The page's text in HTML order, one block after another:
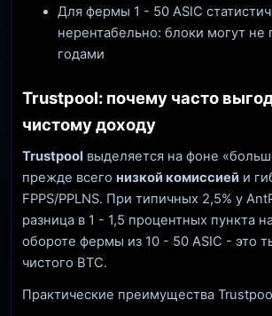
Для фермы 1 - 50 ASIC
нерентабельно: блоки могут не
годами
Trustpool: почему часто
чистому доходу
Trustpool выделяется на фоне
прежде всего низкой комиссией и
FPPS/PPLNS. При типичных 2,5% у
разница в 1 - 1,5 процентных пункта
обороте фермы из 10 - 50 ASIC - это
чистого BTC.
Практические преимущества